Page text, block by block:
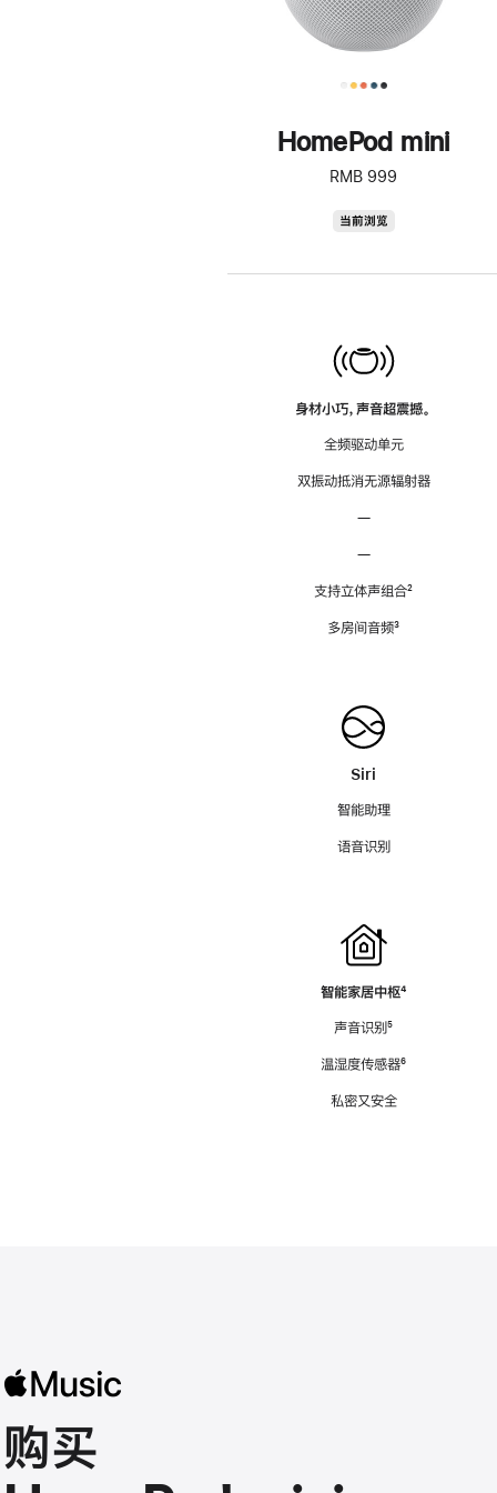
HomePod mini
RMB 999
当前浏览
身材小巧，声音超震撼。
全频驱动单元
双振动抵消无源辐射器
—
—
支持立体声组合脚
²
多房间音频脚
³
Siri
智能助理
语音识别
智能家居中枢脚
⁴
声音识别脚
⁵
温湿度传感器脚
⁶
私密又安全
购买